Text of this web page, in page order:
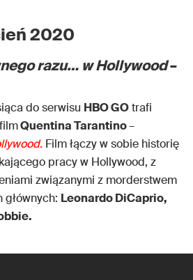
2020
razu… w Hollywood–
do serwisu HBO GOtrafi
Quentina Tarantino–
Film łączy w sobie historię
pracy w Hollywood, z
związanymi z morderstwem
głównych: Leonardo DiCaprio,